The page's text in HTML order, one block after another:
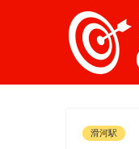
滑河駅